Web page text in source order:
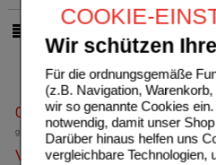
COOKIE-
Wir schützen
Für die ordnungsgemäße
(z.B. Navigation,
wir so genannte Cookies
notwendig, damit unser
Darüber hinaus helfen uns
vergleichbare Technologien,
0800-10 11 422
gebührenfreie Rufnummer
Versandkostenfrei